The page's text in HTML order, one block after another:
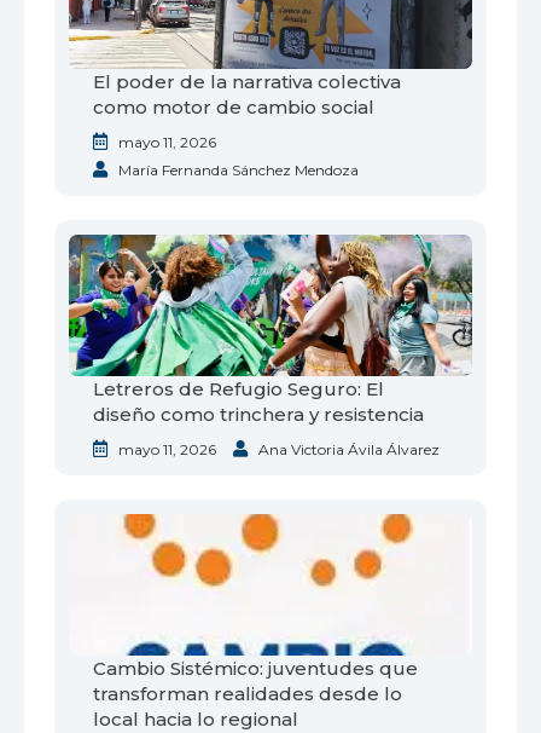
El poder de la narrativa colectiva
como motor de cambio social
mayo 11, 2026
María Fernanda Sánchez Mendoza
Letreros de Refugio Seguro: El
diseño como trinchera y resistencia
mayo 11, 2026 Ana Victoria Ávila Álvarez
Cambio Sistémico: juventudes que
transforman realidades desde lo
local hacia lo regional